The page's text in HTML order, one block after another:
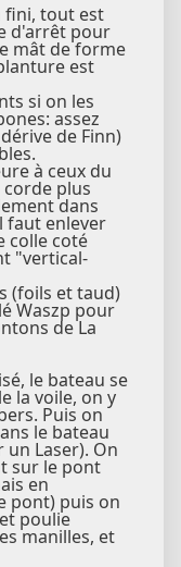
fini, tout est
d'arrêt pour
mât de forme
est
si on les
assez
de Finn)
à ceux du
plus
dans
faut enlever
colle coté
"vertical-
(foils et taud)
Waszp pour
de La
le bateau se
la voile, on y
Puis on
le bateau
Laser). On
sur le pont
en
pont) puis on
poulie
manilles, et